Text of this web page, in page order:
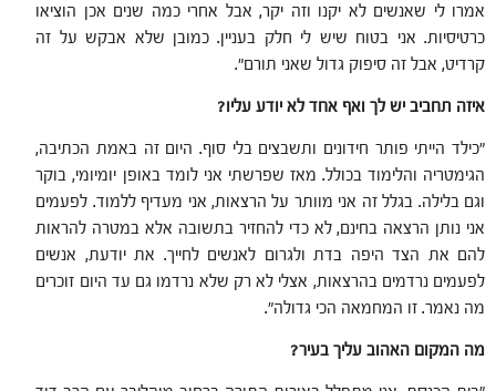
אמרו לי שאנשים לא יקנו וזה יקר, אבל אחרי כמה שנים אכן הוציאו
כרטיסיות. אני בטוח שיש לי חלק בעניין. כמובן שלא אבקש על זה
קרדיט, אבל זה סיפוק גדול שאני תורם".
איזה תחביב יש לך ואף אחד לא יודע עליו?
"כילד הייתי פותר חידונים ותשבצים בלי סוף. היום זה באמת הכתיבה,
הגימטריה והלימוד בכולל. מאז שפרשתי אני לומד באופן יומיומי, בוקר
וגם בלילה. בגלל זה אני מוותר על הרצאות, אני מעדיף ללמוד. לפעמים
אני נותן הרצאה בחינם, לא כדי להחזיר בתשובה אלא במטרה להראות
להם את הצד היפה בדת ולגרום לאנשים לחייך. את יודעת, אנשים
לפעמים נרדמים בהרצאות, אצלי לא רק שלא נרדמו גם עד היום זוכרים
מה נאמר. זו המחמאה הכי גדולה".
מה המקום האהוב עליך בעיר?